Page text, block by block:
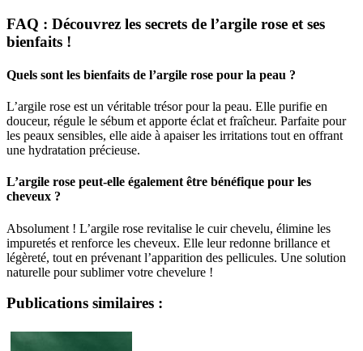
FAQ : Découvrez les secrets de l’argile rose et ses
bienfaits !
Quels sont les bienfaits de l’argile rose pour la peau ?
L’argile rose est un véritable trésor pour la peau. Elle purifie en
douceur, régule le sébum et apporte éclat et fraîcheur. Parfaite pour
les peaux sensibles, elle aide à apaiser les irritations tout en offrant
une hydratation précieuse.
L’argile rose peut-elle également être bénéfique pour les
cheveux ?
Absolument ! L’argile rose revitalise le cuir chevelu, élimine les
impuretés et renforce les cheveux. Elle leur redonne brillance et
légèreté, tout en prévenant l’apparition des pellicules. Une solution
naturelle pour sublimer votre chevelure !
Publications similaires :